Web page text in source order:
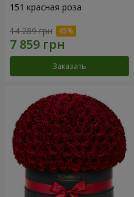
151 красная роза
14 289 грн
Заказать